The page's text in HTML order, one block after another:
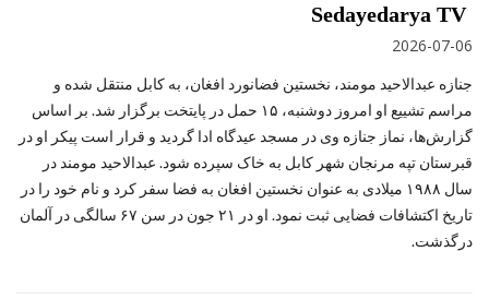
Sedayedarya TV
2026-07-06
جنازه عبدالاحید مومند، نخستین فضانورد افغان، به کابل منتقل شده و
مراسم تشییع او امروز دوشنبه، ۱۵ حمل در پایتخت برگزار شد. بر اساس
گزارش‌ها، نماز جنازه وی در مسجد عیدگاه ادا گردید و قرار است پیکر او در
قبرستان تپه مرنجان شهر کابل به خاک سپرده شود. عبدالاحید مومند در
سال ۱۹۸۸ میلادی به عنوان نخستین افغان به فضا سفر کرد و نام خود را در
تاریخ اکتشافات فضایی ثبت نمود. او در ۲۱ جون در سن ۶۷ سالگی در آلمان
درگذشت.